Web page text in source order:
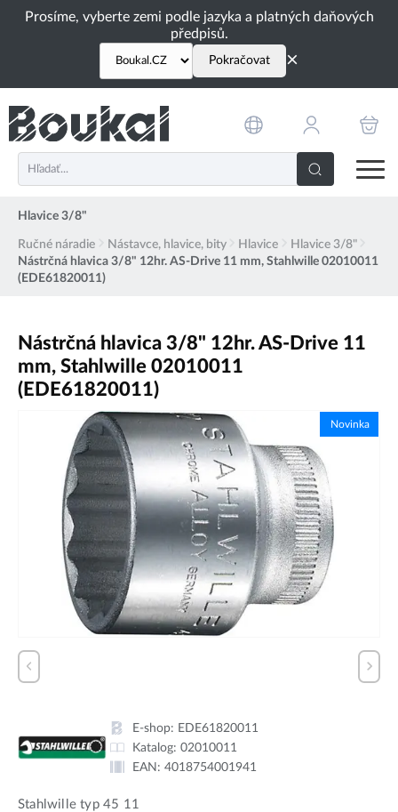
Prosíme, vyberte zemi podle jazyka a platných daňových
předpisů.
Pokračovat ×
Hlavice 3/8"
Ručné náradie Nástavce, hlavice, bity Hlavice
Hlavice 3/8"
Nástrčná hlavica 3/8" 12hr. AS-Drive 11 mm, Stahlwille 02010011
(EDE61820011)
Nástrčná hlavica 3/8" 12hr. AS-Drive 11
mm, Stahlwille 02010011
(EDE61820011)
Novinka
E-shop: EDE61820011
Katalog: 02010011
EAN: 4018754001941
Stahlwille typ 45 11